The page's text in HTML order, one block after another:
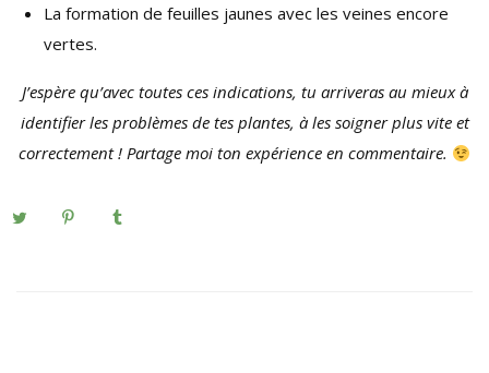
La formation de feuilles jaunes avec les veines encore
vertes.
J’espère qu’avec toutes ces indications, tu arriveras au mieux à
identifier les problèmes de tes plantes, à les soigner plus vite et
correctement ! Partage moi ton expérience en commentaire.